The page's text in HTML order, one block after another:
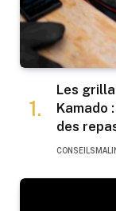
Les
Kamado
des